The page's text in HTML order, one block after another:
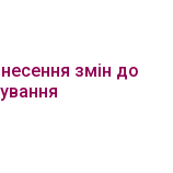
змін до